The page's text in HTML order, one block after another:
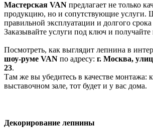
Мастерская VAN предлагает не только
продукцию, но и сопутствующие услуги.
правильной эксплуатации и долгого
Заказывайте услуги под ключ и
Посмотреть, как выглядит лепнина в
шоу-руме VAN по адресу: г. Москва,
23.
Там же вы убедитесь в качестве монтажа:
выставочном зале, тот будет и у вас дома.
Декорирование лепнины